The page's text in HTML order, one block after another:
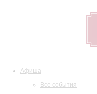
Афиша
Все события